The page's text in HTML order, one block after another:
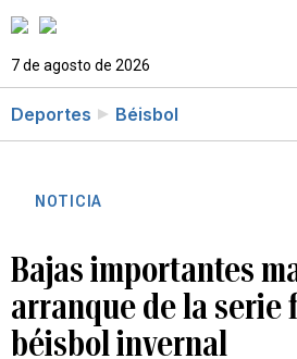
7 de agosto de 2026
Deportes Béisbol
NOTICIA
Bajas importantes
arranque de la serie
béisbol invernal